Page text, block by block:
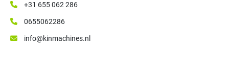
+31 655 062 286
0655062286
info@kinmachines.nl